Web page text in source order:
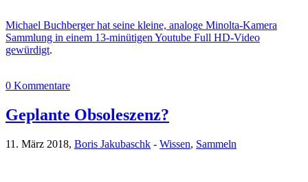
Michael Buchberger hat seine kleine, analoge Minolta-Kamera
Sammlung in einem 13-minütigen Youtube Full HD-Video
gewürdigt.
0 Kommentare
Geplante Obsoleszenz?
11. März 2018, Boris Jakubaschk - Wissen, Sammeln